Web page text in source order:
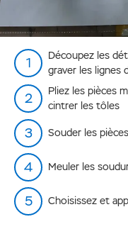
Découpez les
graver les lignes
Pliez les pièces
cintrer les tôles
Souder les pièces
Meuler les
Choisissez et